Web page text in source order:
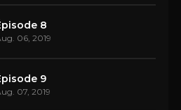
8
06, 2019
9
07, 2019